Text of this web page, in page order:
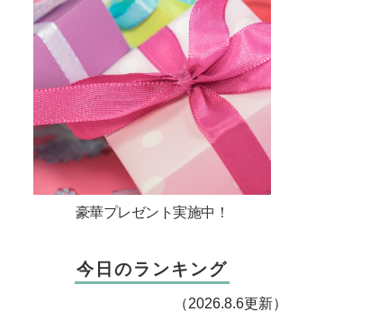
豪華プレゼント実施中！
今日のランキング
（2026.8.6更新）